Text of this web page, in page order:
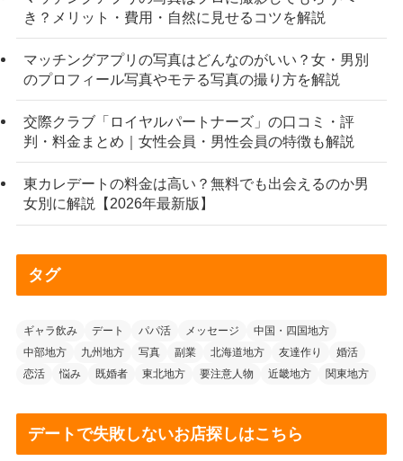
き？メリット・費用・自然に見せるコツを解説
マッチングアプリの写真はどんなのがいい？女・男別
のプロフィール写真やモテる写真の撮り方を解説
交際クラブ「ロイヤルパートナーズ」の口コミ・評
判・料金まとめ｜女性会員・男性会員の特徴も解説
東カレデートの料金は高い？無料でも出会えるのか男
女別に解説【2026年最新版】
タグ
ギャラ飲み デート パパ活 メッセージ
中国・四国地方
中部地方
九州地方 写真 副業 北海道地方 友達作り
婚活
恋活
悩み 既婚者 東北地方 要注意人物 近畿地方 関東地方
デートで失敗しないお店探しはこちら